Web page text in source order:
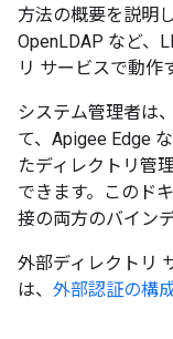
方法の概要を説明
OpenLDAP など、
リ サービスで動作
システム管理者は
て、Apigee Edge
たディレクトリ管
できます。このド
接の両方のバイン
外部ディレクトリ
は、 外部認証の構